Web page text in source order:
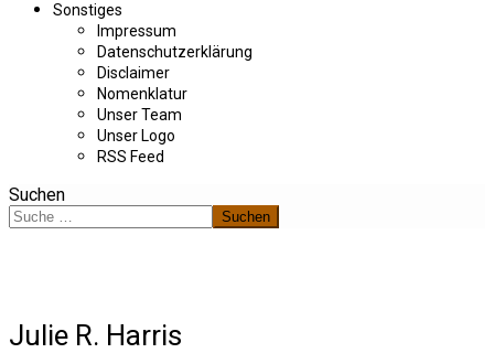
Sonstiges
Impressum
Datenschutzerklärung
Disclaimer
Nomenklatur
Unser Team
Unser Logo
RSS Feed
Suchen
Suchen
Julie R. Harris